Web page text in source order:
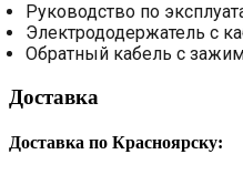
Руководство по
Электрододержатель с
Обратный кабель с
Доставка
Доставка по Красноярску: